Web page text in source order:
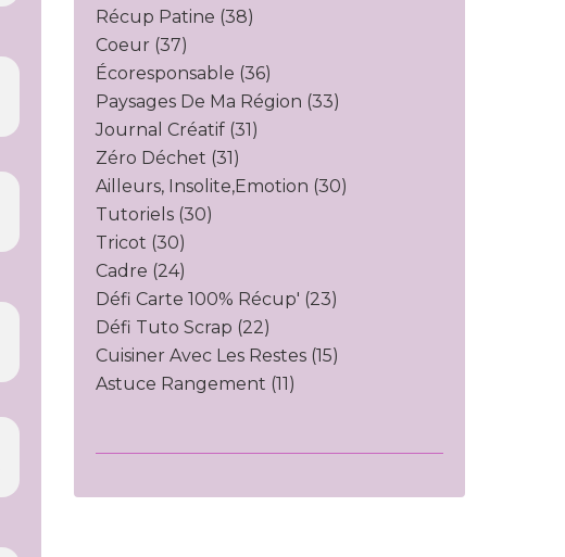
Récup Patine (38)
Coeur (37)
Écoresponsable (36)
Paysages De Ma Région (33)
Journal Créatif (31)
Zéro Déchet (31)
Ailleurs, Insolite,emotion (30)
Tutoriels (30)
Tricot (30)
Cadre (24)
Défi Carte 100% Récup' (23)
Défi Tuto Scrap (22)
Cuisiner Avec Les Restes (15)
Astuce Rangement (11)